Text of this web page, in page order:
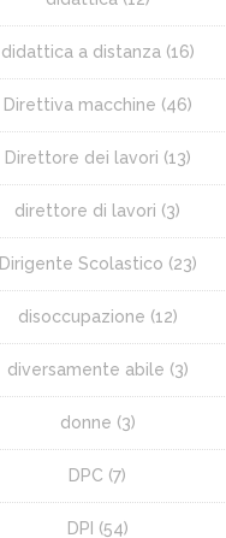
didattica a distanza (16)
Direttiva macchine (46)
Direttore dei lavori (13)
direttore di lavori (3)
Dirigente Scolastico (23)
disoccupazione (12)
diversamente abile (3)
donne (3)
DPC (7)
DPI (54)